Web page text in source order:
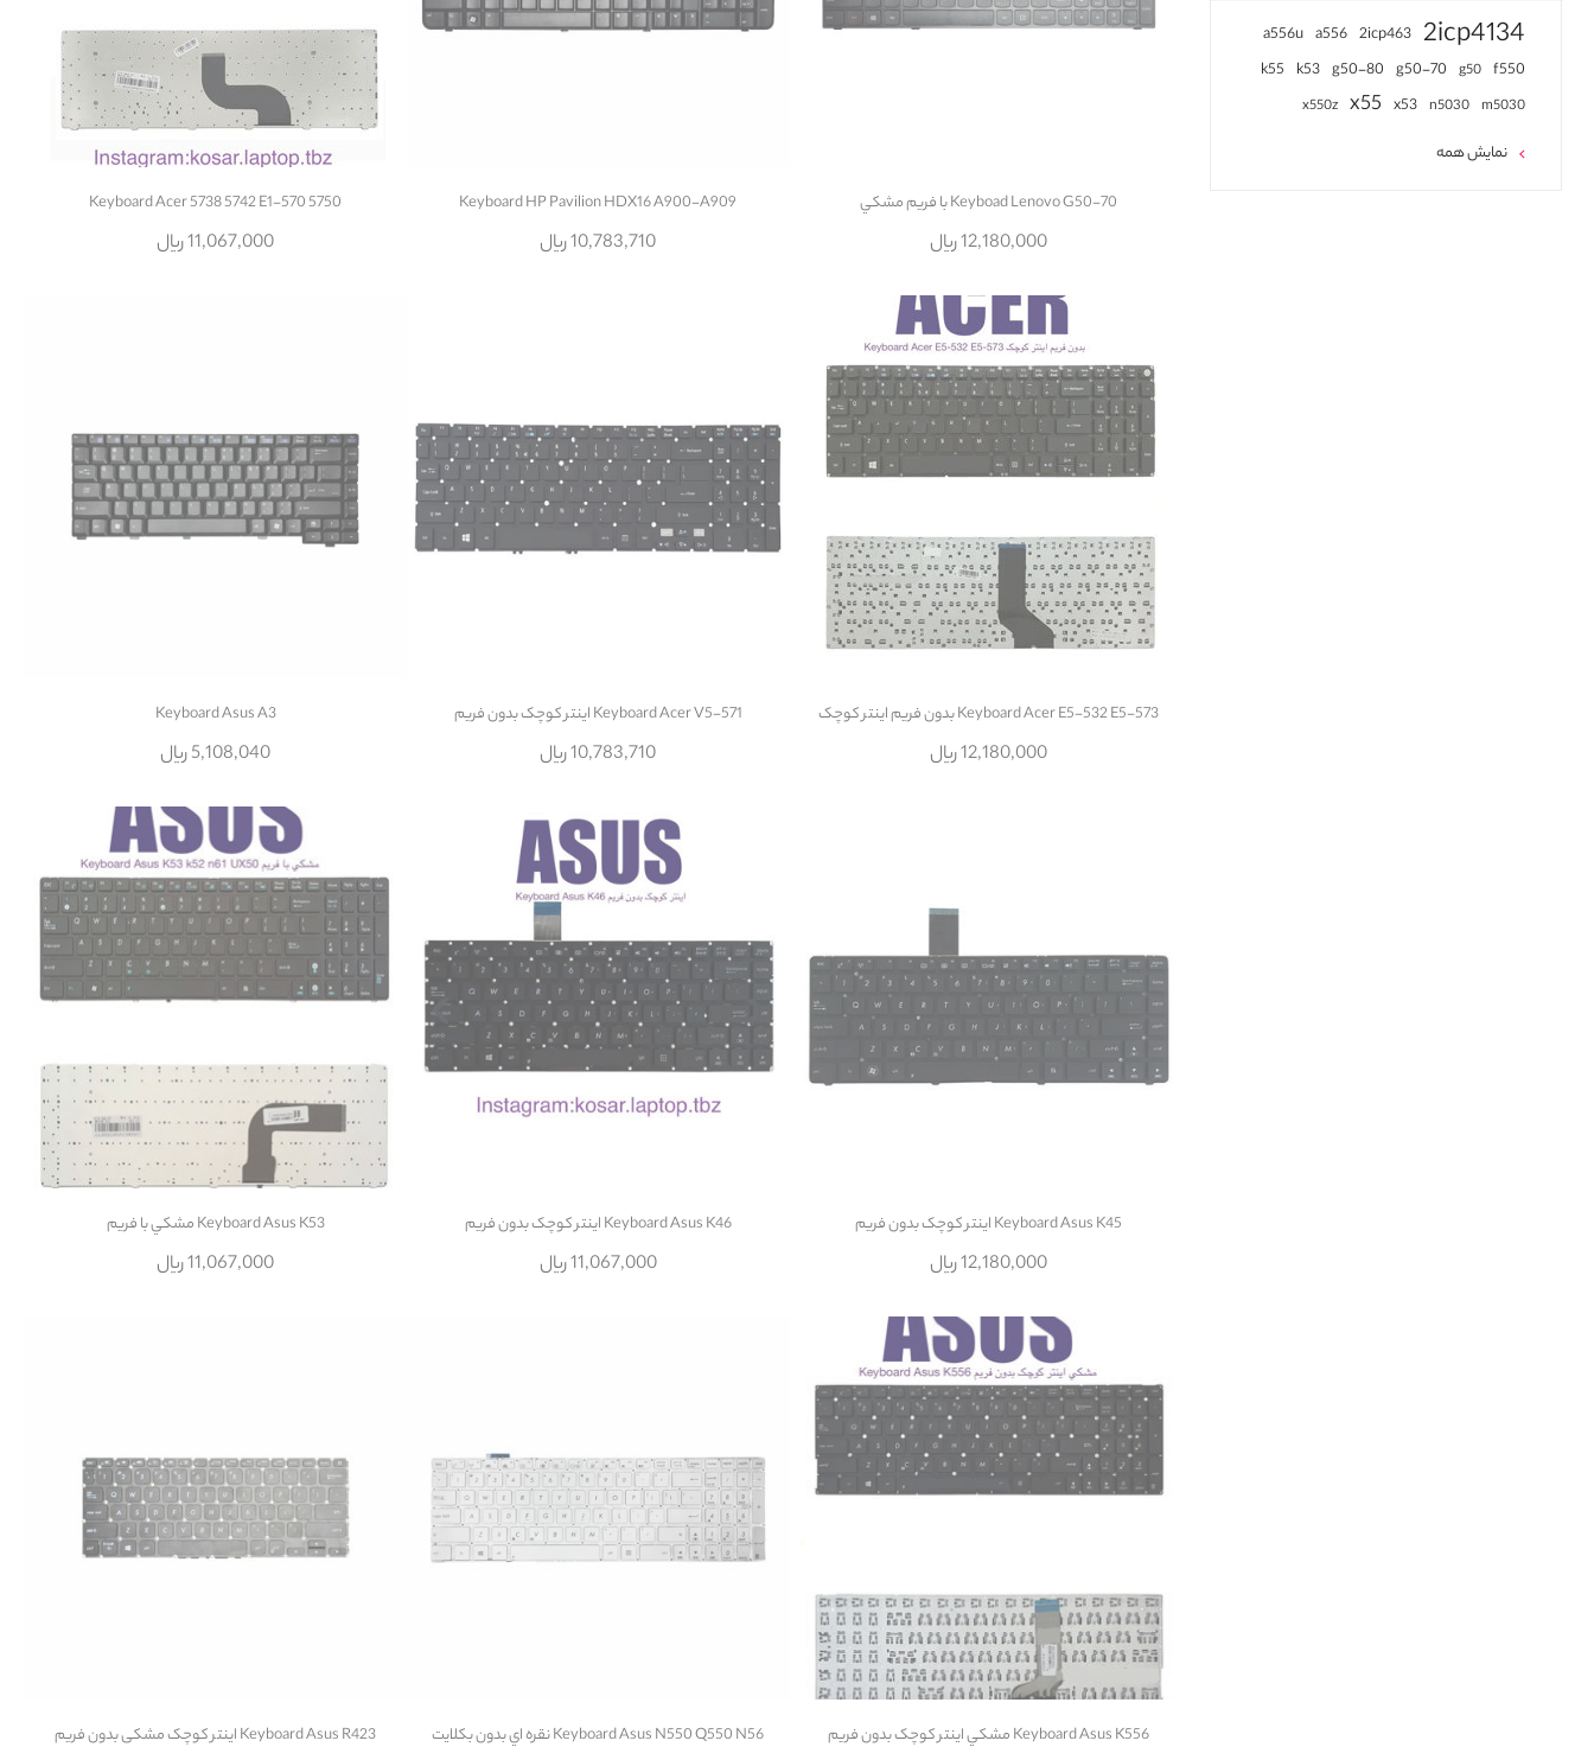
Keyboad Lenovo G50-70 با فريم مشکي
12,180,000 ریال
Keyboard HP Pavilion HDX16 A900-A909
10,783,710 ریال
Keyboard Acer 5738 5742 E1-570 5750
11,067,000 ریال
Keyboard Acer E5-532 E5-573 بدون فريم اينتر کوچک
12,180,000 ریال
Keyboard Acer V5-571 اينتر کوچک بدون فريم
10,783,710 ریال
Keyboard Asus A3
5,108,040 ریال
Keyboard Asus K45 اينتر کوچک بدون فريم
12,180,000 ریال
Keyboard Asus K46 اينتر کوچک بدون فريم
11,067,000 ریال
Keyboard Asus K53 مشکي با فريم
11,067,000 ریال
Keyboard Asus K556 مشکي اينتر کوچک بدون فريم Keyboard Asus N550 Q550 N56 نقره اي بدون بکلايت Keyboard Asus R423 اينتر کوچک مشکی بدون فريم
2icp4134
2icp463
a556
a556u
f550
g50
g50-70
g50-80
k53
k55
m5030
n5030
x53
x55
x550z
نمایش همه